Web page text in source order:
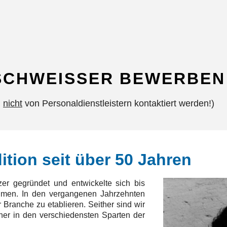
BEWERBEN
nicht von Personaldienstleistern kontaktiert werden!)
seit über 50 Jahren
gegründet und entwickelte sich bis
In den vergangenen Jahrzehnten
zu etablieren. Seither sind wir
in den verschiedensten Sparten der